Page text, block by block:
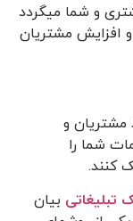
و شما می­گردد
افزایش مشتریان
مشتریان و
شما را
کنند.
بیان